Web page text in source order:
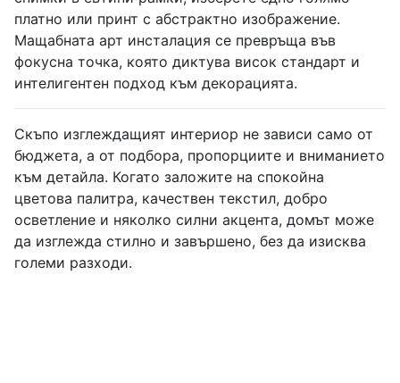
платно или принт с абстрактно изображение.
Мащабната арт инсталация се превръща във
фокусна точка, която диктува висок стандарт и
интелигентен подход към декорацията.
Скъпо изглеждащият интериор не зависи само от
бюджета, а от подбора, пропорциите и вниманието
към детайла. Когато заложите на спокойна
цветова палитра, качествен текстил, добро
осветление и няколко силни акцента, домът може
да изглежда стилно и завършено, без да изисква
големи разходи.